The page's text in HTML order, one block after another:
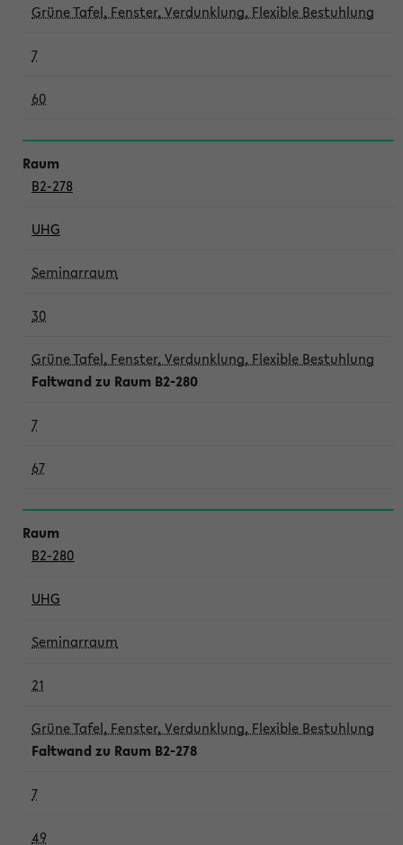
Grüne Tafel, Fenster, Verdunklung, Flexible Bestuhlung
7
60
B2-278
UHG
Seminarraum
30
Grüne Tafel, Fenster, Verdunklung, Flexible Bestuhlung
Faltwand zu Raum B2-280
7
67
B2-280
UHG
Seminarraum
21
Grüne Tafel, Fenster, Verdunklung, Flexible Bestuhlung
Faltwand zu Raum B2-278
7
49